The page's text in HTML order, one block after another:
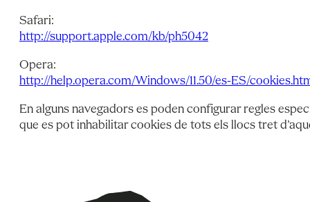
Safari:
http://support.apple.com/kb/ph5042
Opera:
http://help.opera.com/Windows/11.50/es-ES/
En alguns navegadors es poden configurar regles
que es pot inhabilitar cookies de tots els llocs tret